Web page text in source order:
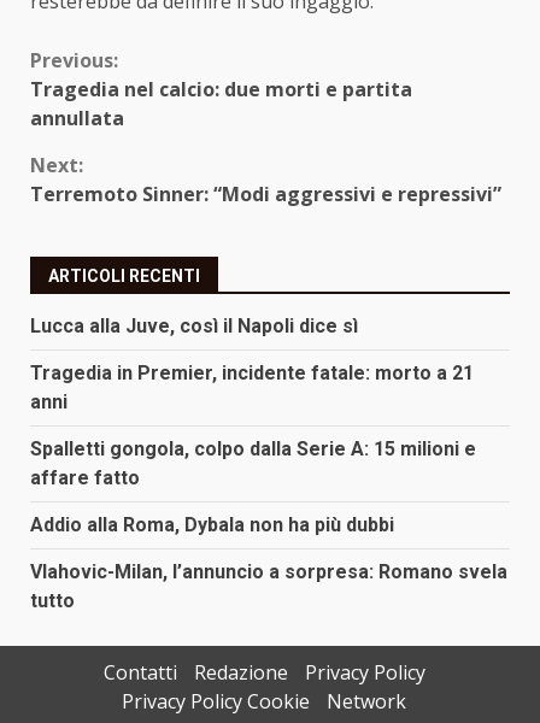
Continue
Reading
Previous:
Tragedia nel calcio: due morti e partita
annullata
Next:
Terremoto Sinner: “Modi aggressivi e repressivi”
ARTICOLI RECENTI
Lucca alla Juve, così il Napoli dice sì
Tragedia in Premier, incidente fatale: morto a 21
anni
Spalletti gongola, colpo dalla Serie A: 15 milioni e
affare fatto
Addio alla Roma, Dybala non ha più dubbi
Vlahovic-Milan, l’annuncio a sorpresa: Romano svela
tutto
Contatti Redazione
Privacy Policy
Privacy Policy Cookie
Network